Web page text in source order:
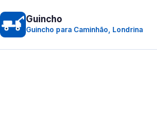
Guincho
Guincho para Caminhão, Londrina